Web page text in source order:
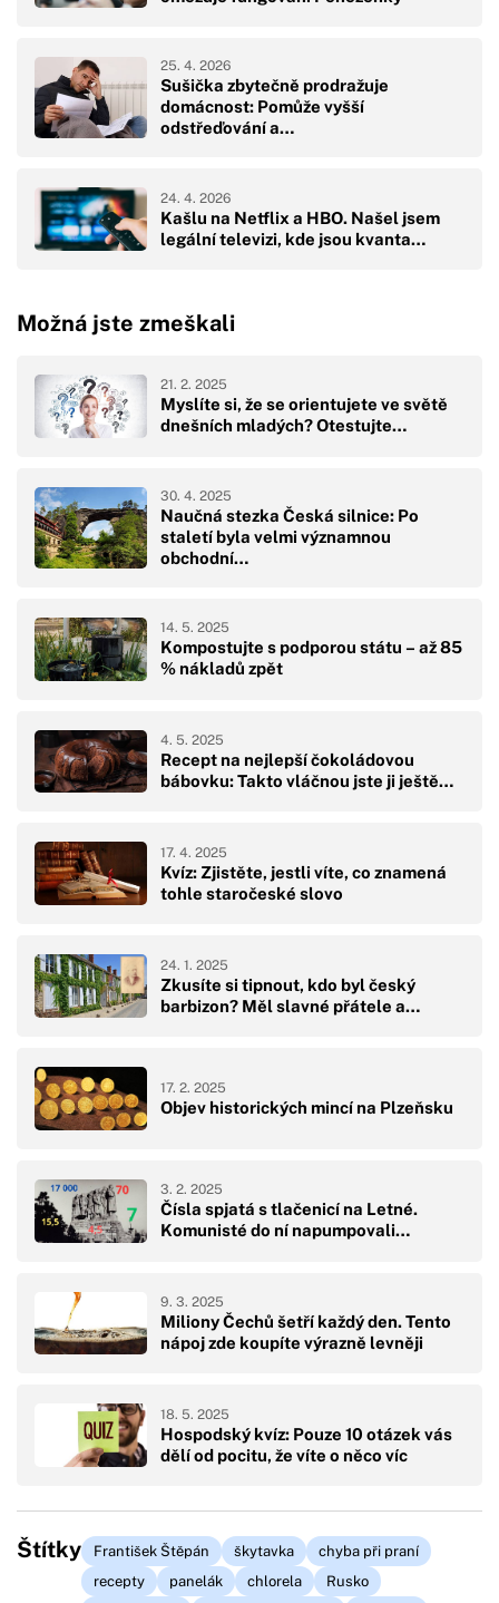
Sušička zbytečně prodražuje
domácnost: Pomůže vyšší
odstřeďování a…
25. 4. 2026
Kašlu na Netflix a HBO. Našel jsem
legální televizi, kde jsou kvanta…
24. 4. 2026
Možná jste zmeškali
Myslíte si, že se orientujete ve světě
dnešních mladých? Otestujte…
21. 2. 2025
Naučná stezka Česká silnice: Po
staletí byla velmi významnou
obchodní…
30. 4. 2025
Kompostujte s podporou státu – až 85
% nákladů zpět
14. 5. 2025
Recept na nejlepší čokoládovou
bábovku: Takto vláčnou jste ji ještě…
4. 5. 2025
Kvíz: Zjistěte, jestli víte, co znamená
tohle staročeské slovo
17. 4. 2025
Zkusíte si tipnout, kdo byl český
barbizon? Měl slavné přátele a…
24. 1. 2025
Objev historických mincí na Plzeňsku
17. 2. 2025
Čísla spjatá s tlačenicí na Letné.
Komunisté do ní napumpovali…
3. 2. 2025
Miliony Čechů šetří každý den. Tento
nápoj zde koupíte výrazně levněji
9. 3. 2025
Hospodský kvíz: Pouze 10 otázek vás
dělí od pocitu, že víte o něco víc
18. 5. 2025
Štítky František Štěpán škytavka
chyba při praní
recepty
panelák chlorela
Rusko